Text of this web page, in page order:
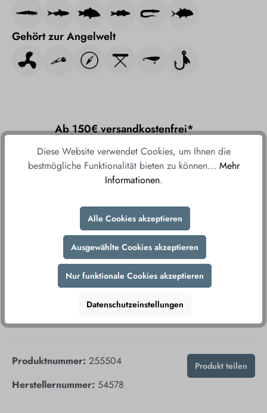
Gehört zur Angelwelt
Ab 150€ versandkostenfrei*
Ab einem Bestellwert von 150€ liefern wir
versandkostenfrei direkt und bequem zu Ihnen
nach Hause.
Fair & sicher bestellen
Durch unsere sicheren Zahlungsmethoden und
verschlüsselte Datenübertragung gewährleisten wir
Ihnen ein sorgenfreies Einkaufserlebnis.
Produkt teilen
Produktnummer: 255504
Herstellernummer: 54578
Diese Website verwendet Cookies, um Ihnen die
bestmögliche Funktionalität bieten zu können... Mehr
Informationen.
Alle Cookies akzeptieren
Ausgewählte Cookies akzeptieren
Nur funktionale Cookies akzeptieren
Datenschutzeinstellungen